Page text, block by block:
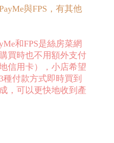
與FPS，有其他
和FPS是絲房菜網
買時也不用額外支付
信用卡），小店希望
付款方式即時買到
，可以更快地收到產